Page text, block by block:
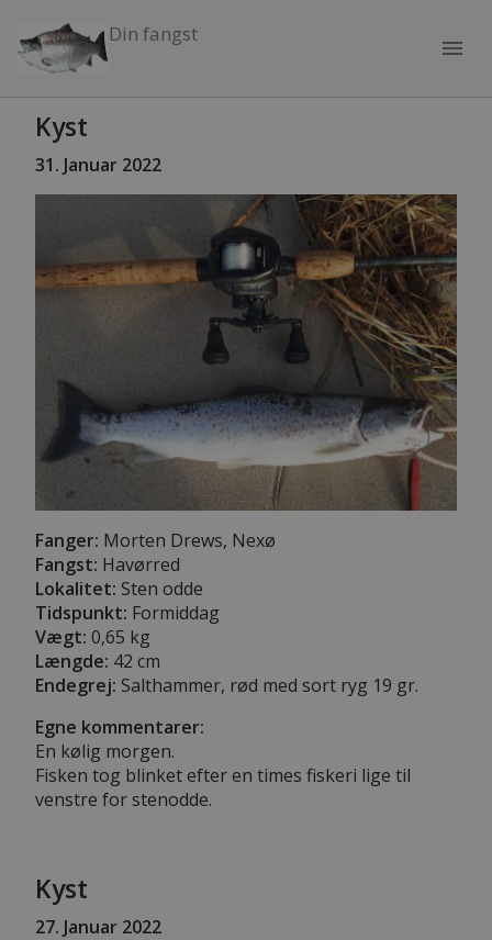
Din fangst
menu
Kyst
31. Januar 2022
Fanger: Morten Drews, Nexø
Fangst: Havørred
Lokalitet: Sten odde
Tidspunkt: Formiddag
Vægt: 0,65 kg
Længde: 42 cm
Endegrej: Salthammer, rød med sort ryg 19 gr.
Egne kommentarer:
En kølig morgen.
Fisken tog blinket efter en times fiskeri lige til
venstre for stenodde.
Kyst
27. Januar 2022